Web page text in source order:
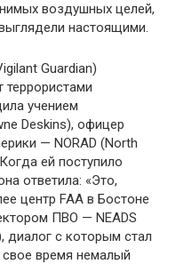
воздушных целей,
настоящими.
Guardian)
террористами
учением
Deskins), офицер
— NORAD (North
ей поступило
ответила: «Это,
центр FAA в Бостоне
ПВО — NEADS
диалог с которым стал
время немалый